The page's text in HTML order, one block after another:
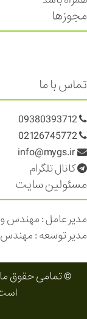
مجوزها
تماس با ما
09380393712
02126745772
کانال تلگرام
مسئولین سایت
مدیر عامل : مهندس
مدیر توسعه : مهندس
© تمامی حقوق